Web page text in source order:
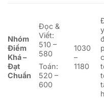
Nhóm
Điểm
Khá –
Đạt
Chuẩn
Đọc &
Viết:
510 –
580
Toán:
520 –
600
1030
–
1180